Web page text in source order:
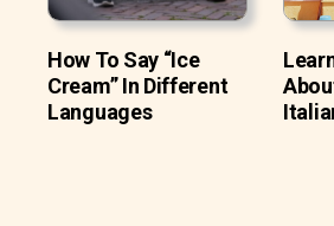
How To Say “Ice
Cream” In Different
Languages